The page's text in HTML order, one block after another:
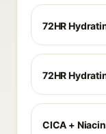
72HR
72HR
CICA +